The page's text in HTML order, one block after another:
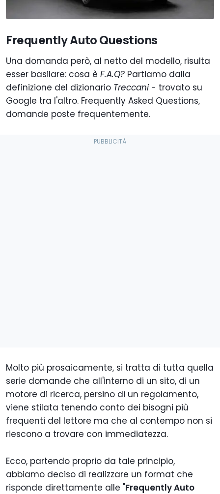
Frequently Auto Questions
Una domanda però, al netto del modello, risulta
esser basilare: cosa è F.A.Q? Partiamo dalla
definizione del dizionario Treccani- trovato su
Google tra l'altro. Frequently Asked Questions,
domande poste frequentemente.
Molto più prosaicamente, si tratta di tutta quella
serie domande che all'interno di un sito, di un
motore di ricerca, persino di un regolamento,
viene stilata tenendo conto dei bisogni più
frequenti del lettore ma che al contempo non si
riescono a trovare con immediatezza.
Ecco, partendo proprio da tale principio,
abbiamo deciso di realizzare un format che
risponde direttamente alle "Frequently Auto